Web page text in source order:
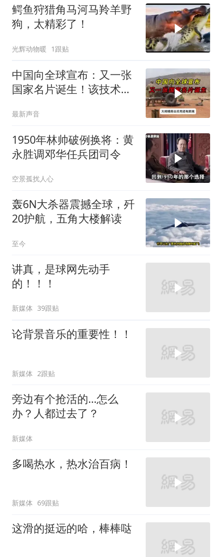
鳄鱼狩猎角马河马羚羊野
狗，太精彩了！
光辉动物暖 1跟贴
中国向全球宣布：又一张
国家名片诞生！该技术全
最新声音
1950年林帅破例换将：黄
永胜调邓华任兵团司令
空景孤扰人心
轰6N大杀器震撼全球，歼
20护航，五角大楼解读
至今
讲真，是球网先动手
的！！！
新媒体 39跟贴
论背景音乐的重要性！！
新媒体 2跟贴
旁边有个抢活的…怎么
办？人都过去了？
新媒体
多喝热水，热水治百病！
新媒体 69跟贴
这滑的挺远的哈，棒棒哒